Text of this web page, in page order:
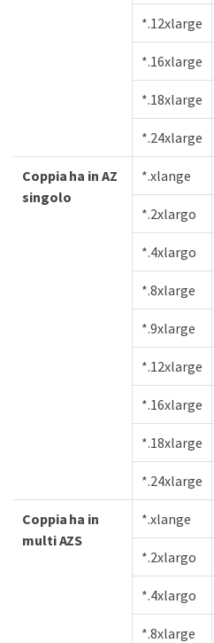
*.12xlarge
*.16xlarge
*.18xlarge
*.24xlarge
Coppia ha in AZ
singolo
*.xlange
*.2xlargo
*.4xlargo
*.8xlarge
*.9xlarge
*.12xlarge
*.16xlarge
*.18xlarge
*.24xlarge
Coppia ha in
multi AZS
*.xlange
*.2xlargo
*.4xlargo
*.8xlarge